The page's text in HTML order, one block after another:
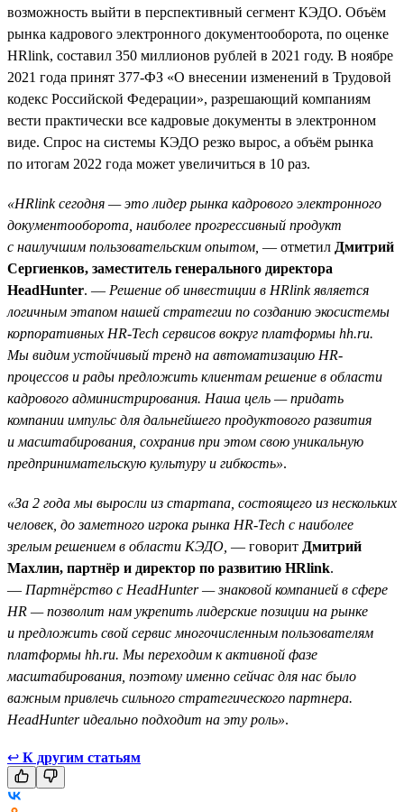
возможность выйти в перспективный сегмент КЭДО. Объём
рынка кадрового электронного документооборота, по оценке
HRlink, составил 350 миллионов рублей в 2021 году. В ноябре
2021 года принят 377-ФЗ «О внесении изменений в Трудовой
кодекс Российской Федерации», разрешающий компаниям
вести практически все кадровые документы в электронном
виде. Спрос на системы КЭДО резко вырос, а объём рынка
по итогам 2022 года может увеличиться в 10 раз.
«HRlink сегодня — это лидер рынка кадрового электронного
документооборота, наиболее прогрессивный продукт
с наилучшим пользовательским опытом, — отметил Дмитрий
Сергиенков, заместитель генерального директора
HeadHunter. — Решение об инвестиции в HRlink является
логичным этапом нашей стратегии по созданию экосистемы
корпоративных HR-Tech сервисов вокруг платформы hh.ru.
Мы видим устойчивый тренд на автоматизацию HR-
процессов и рады предложить клиентам решение в области
кадрового администрирования. Наша цель — придать
компании импульс для дальнейшего продуктового развития
и масштабирования, сохранив при этом свою уникальную
предпринимательскую культуру и гибкость».
«За 2 года мы выросли из стартапа, состоящего из нескольких
человек, до заметного игрока рынка HR-Tech с наиболее
зрелым решением в области КЭДО, — говорит Дмитрий
Махлин, партнёр и директор по развитию HRlink.
— Партнёрство с HeadHunter — знаковой компанией в сфере
HR — позволит нам укрепить лидерские позиции на рынке
и предложить свой сервис многочисленным пользователям
платформы hh.ru. Мы переходим к активной фазе
масштабирования, поэтому именно сейчас для нас было
важным привлечь сильного стратегического партнера.
HeadHunter идеально подходит на эту роль».
↩ К другим статьям